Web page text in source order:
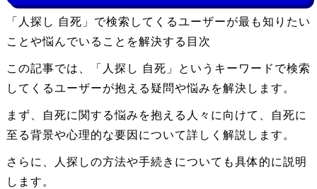
「人探し 自死」で検索してくるユーザーが最も知りたい
ことや悩んでいることを解決する目次
この記事では、「人探し 自死」というキーワードで検索
してくるユーザーが抱える疑問や悩みを解決します。
まず、自死に関する悩みを抱える人々に向けて、自死に
至る背景や心理的な要因について詳しく解説します。
さらに、人探しの方法や手続きについても具体的に説明
します。